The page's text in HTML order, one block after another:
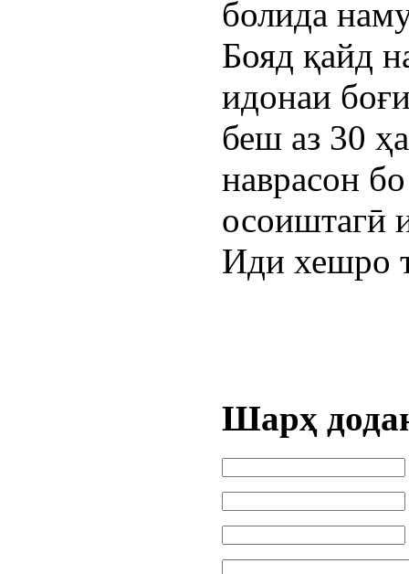
болида
Бояд қайд
идонаи
беш аз 30
наврасон
осоиштагӣ
Иди хешро
Шарҳ